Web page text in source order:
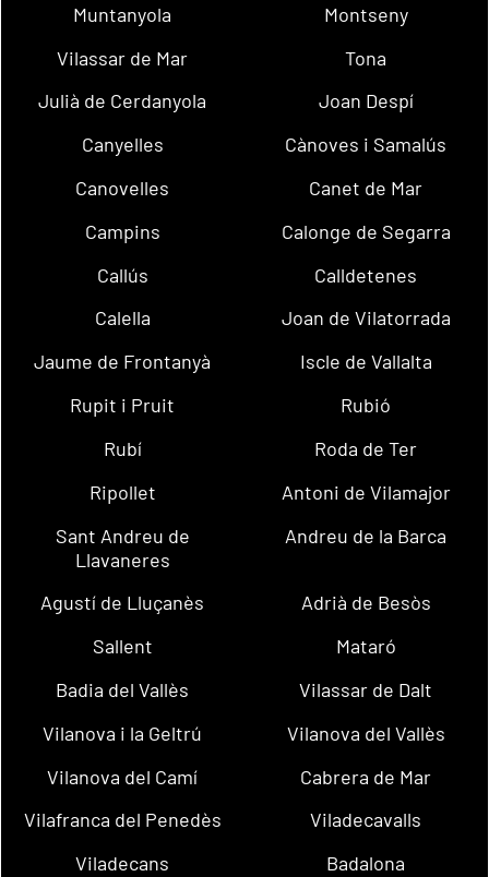
Muntanyola
Montseny
Vilassar de Mar
Tona
Julià de Cerdanyola
Joan Despí
Canyelles
Cànoves i Samalús
Canovelles
Canet de Mar
Campins
Calonge de Segarra
Callús
Calldetenes
Calella
Joan de Vilatorrada
Jaume de Frontanyà
Iscle de Vallalta
Rupit i Pruit
Rubió
Rubí
Roda de Ter
Ripollet
Antoni de Vilamajor
Sant Andreu de
Llavaneres
Andreu de la Barca
Agustí de Lluçanès
Adrià de Besòs
Sallent
Mataró
Badia del Vallès
Vilassar de Dalt
Vilanova i la Geltrú
Vilanova del Vallès
Vilanova del Camí
Cabrera de Mar
Vilafranca del Penedès
Viladecavalls
Viladecans
Badalona